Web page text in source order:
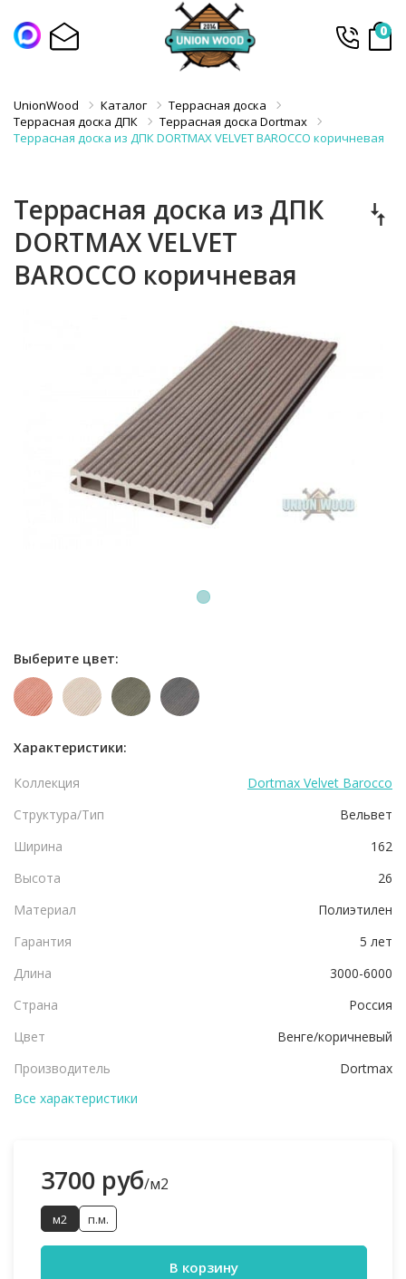
0
UnionWood Каталог
Террасная доска
Террасная доска ДПК
Террасная доска Dortmax
Террасная доска из ДПК DORTMAX VELVET BAROCCO коричневая
Террасная доска из ДПК
DORTMAX VELVET
BAROCCO коричневая
1
Выберите цвет:
Характеристики:
Коллекция
Dortmax Velvet Barocco
Структура/Тип
Вельвет
Ширина
162
Высота
26
Материал
Полиэтилен
Гарантия
5 лет
Длина
3000-6000
Страна
Россия
Цвет
Венге/коричневый
Производитель
Dortmax
Все характеристики
3700 руб/м2
м2 п.м.
В корзину